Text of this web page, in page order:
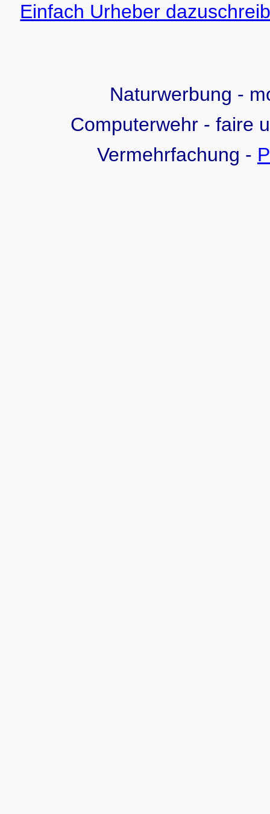
Einfach Urheber
Naturwerbung -
Computerwehr - faire
Vermehrfachung -